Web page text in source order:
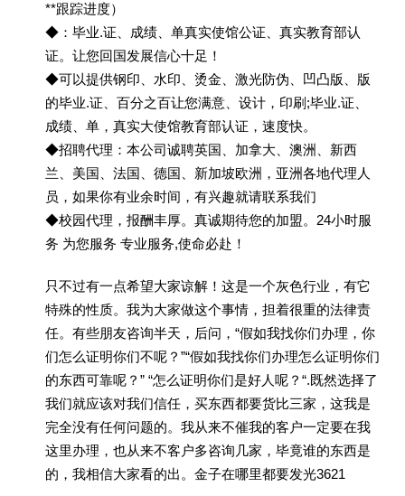
**跟踪进度）
◆：毕业.证、成绩、单真实使馆公证、真实教育部认
证。让您回国发展信心十足！
◆可以提供钢印、水印、烫金、激光防伪、凹凸版、版
的毕业.证、百分之百让您满意、设计，印刷;毕业.证、
成绩、单，真实大使馆教育部认证，速度快。
◆招聘代理：本公司诚聘英国、加拿大、澳洲、新西
兰、美国、法国、德国、新加坡欧洲，亚洲各地代理人
员，如果你有业余时间，有兴趣就请联系我们
◆校园代理，报酬丰厚。真诚期待您的加盟。24小时服
务 为您服务 专业服务,使命必赴！
只不过有一点希望大家谅解！这是一个灰色行业，有它
特殊的性质。我为大家做这个事情，担着很重的法律责
任。有些朋友咨询半天，后问，“假如我找你们办理，你
们怎么证明你们不呢？”“假如我找你们办理怎么证明你们
的东西可靠呢？” “怎么证明你们是好人呢？“.既然选择了
我们就应该对我们信任，买东西都要货比三家，这我是
完全没有任何问题的。我从来不催我的客户一定要在我
这里办理，也从来不客户多咨询几家，毕竟谁的东西是
的，我相信大家看的出。金子在哪里都要发光3621